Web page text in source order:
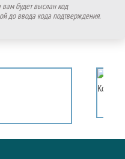
будет выслан код
до ввода кода подтверждения.